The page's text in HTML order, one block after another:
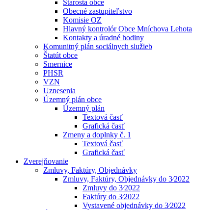
Starosta obce
Obecné zastupiteľstvo
Komisie OZ
Hlavný kontrolór Obce Mníchova Lehota
Kontakty a úradné hodiny
Komunitný plán sociálnych služieb
Štatút obce
Smernice
PHSR
VZN
Uznesenia
Územný plán obce
Územný plán
Textová časť
Grafická časť
Zmeny a doplnky č. 1
Textová časť
Grafická časť
Zverejňovanie
Zmluvy, Faktúry, Objednávky
Zmluvy, Faktúry, Objednávky do 3⁄2022
Zmluvy do 3⁄2022
Faktúry do 3⁄2022
Vystavené objednávky do 3⁄2022